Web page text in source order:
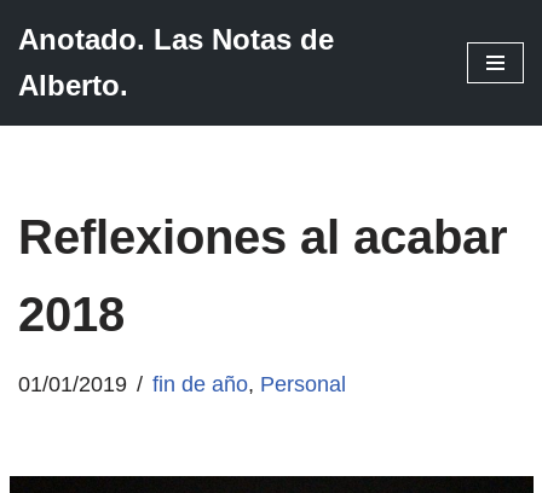
Saltar
Anotado. Las Notas de
Alberto.
Reflexiones al acabar
2018
01/01/2019 fin de año, Personal